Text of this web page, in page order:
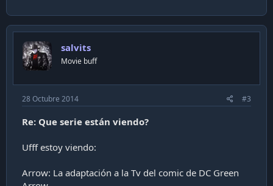
salvits
Movie buff
28 Octubre 2014 #3
Re: Que serie están viendo?
Ufff estoy viendo:
Arrow: La adaptación a la Tv del comic de DC Green